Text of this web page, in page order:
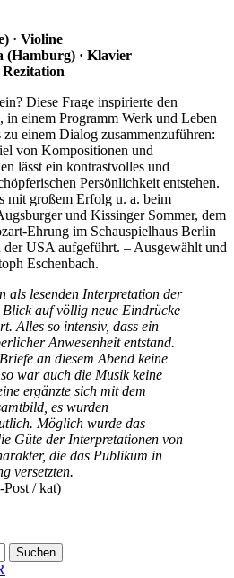
· Violine
(Hamburg) · Klavier
Rezitation
Diese Frage inspirierte den
in einem Programm Werk und Leben
einem Dialog zusammenzuführen:
von Kompositionen und
lässt ein kontrastvolles und
Persönlichkeit entstehen.
mit großem Erfolg u. a. beim
und Kissinger Sommer, dem
Ehrung im Schauspielhaus Berlin
der USA aufgeführt. – Ausgewählt und
Eschenbach.
als lesenden Interpretation der
auf völlig neue Eindrücke
Alles so intensiv, dass ein
Anwesenheit entstand.
an diesem Abend keine
war auch die Musik keine
ergänzte sich mit dem
es wurden
Möglich wurde das
Güte der Interpretationen von
die das Publikum in
versetzten.
/ kat)